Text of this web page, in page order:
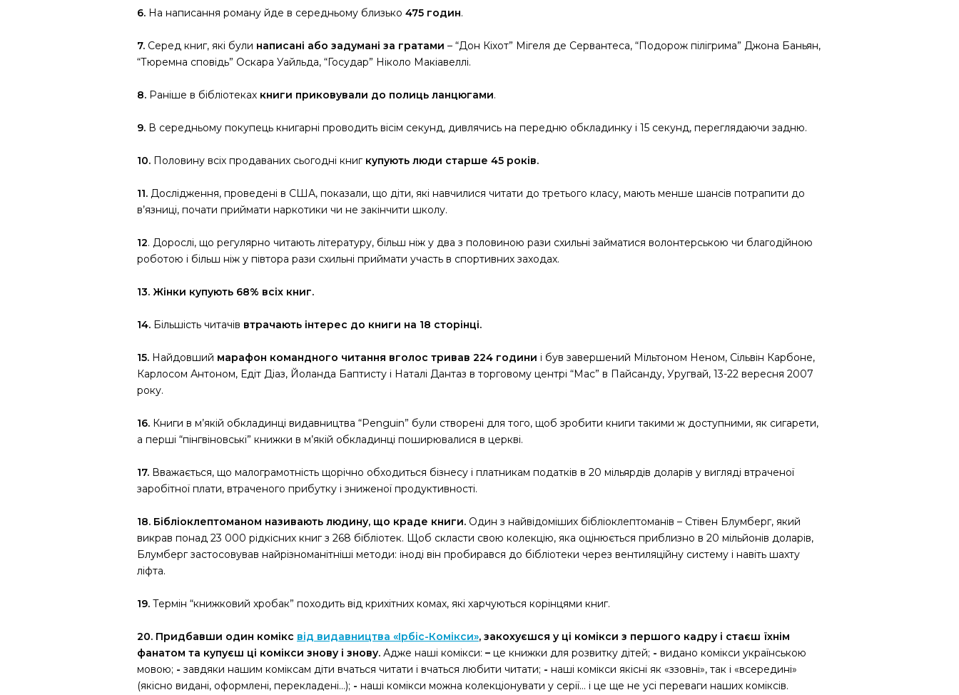
6. На написання роману йде в середньому близько 475 годин.
7. Серед книг, які були написані або задумані за гратами – “Дон Кіхот” Мігеля де Сервантеса, “Подорож пілігрима” Джона Баньян,
“Тюремна сповідь” Оскара Уайльда, “Государ” Ніколо Макіавеллі.
8. Раніше в бібліотеках книги приковували до полиць ланцюгами.
9. В середньому покупець книгарні проводить вісім секунд, дивлячись на передню обкладинку і 15 секунд, переглядаючи задню.
10. Половину всіх продаваних сьогодні книгкупують люди старше 45 років.
11. Дослідження, проведені в США, показали, що діти, які навчилися читати до третього класу, мають менше шансів потрапити до
в’язниці, почати приймати наркотики чи не закінчити школу.
12. Дорослі, що регулярно читають літературу, більш ніж у два з половиною рази схильні займатися волонтерською чи благодійною
роботою і більш ніж у півтора рази схильні приймати участь в спортивних заходах.
13. Жінки купують 68% всіх книг.
14. Більшість читачів втрачають інтерес до книги на 18 сторінці.
15. Найдовший марафон командного читання вголос тривав 224 години і був завершений Мільтоном Неном, Сільвін Карбоне,
Карлосом Антоном, Едіт Діаз, Йоланда Баптисту і Наталі Дантаз в торговому центрі “Mac” в Пайсанду, Уругвай, 13-22 вересня 2007
року.
16. Книги в м’якій обкладинці видавництва “Penguin” були створені для того, щоб зробити книги такими ж доступними, як сигарети,
а перші “пінгвіновські” книжки в м’якій обкладинці поширювалися в церкві.
17. Вважається, що малограмотність щорічно обходиться бізнесу і платникам податків в 20 мільярдів доларів у вигляді втраченої
заробітної плати, втраченого прибутку і зниженої продуктивності.
18. Бібліоклептоманом називають людину, що краде книги. Один з найвідоміших бібліоклептоманів – Стівен Блумберг, який
викрав понад 23 000 рідкісних книг з 268 бібліотек. Щоб скласти свою колекцію, яка оцінюється приблизно в 20 мільйонів доларів,
Блумберг застосовував найрізноманітніші методи: іноді він пробирався до бібліотеки через вентиляційну систему і навіть шахту
ліфта.
19. Термін “книжковий хробак” походить від крихітних комах, які харчуються корінцями книг.
20. Придбавши один комікс від видавництва «Ірбіс-Комікси», закохуєшся у ці комікси з першого кадру і стаєш їхнім
фанатом та купуєш ці комікси знову і знову. Адже наші комікси: – це книжки для розвитку дітей; - видано комікси українською
мовою; - завдяки нашим коміксам діти вчаться читати і вчаться любити читати; - наші комікси якісні як «ззовні», так і «всередині»
(якісно видані, оформлені, перекладені…); - наші комікси можна колекціонувати у серії… і це ще не усі переваги наших коміксів.